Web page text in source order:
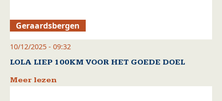
Geraardsbergen
10/12/2025 - 09:32
LOLA LIEP 100KM VOOR HET GOEDE DOEL
Meer lezen